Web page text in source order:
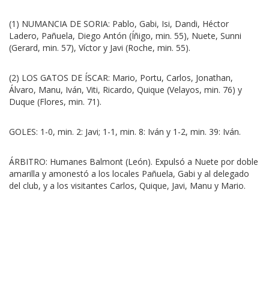
(1) NUMANCIA DE SORIA: Pablo, Gabi, Isi, Dandi, Héctor
Ladero, Pañuela, Diego Antón (Íñigo, min. 55), Nuete, Sunni
(Gerard, min. 57), Víctor y Javi (Roche, min. 55).
(2) LOS GATOS DE ÍSCAR: Mario, Portu, Carlos, Jonathan,
Álvaro, Manu, Iván, Viti, Ricardo, Quique (Velayos, min. 76) y
Duque (Flores, min. 71).
GOLES: 1-0, min. 2: Javi; 1-1, min. 8: Iván y 1-2, min. 39: Iván.
ÁRBITRO: Humanes Balmont (León). Expulsó a Nuete por doble
amarilla y amonestó a los locales Pañuela, Gabi y al delegado
del club, y a los visitantes Carlos, Quique, Javi, Manu y Mario.